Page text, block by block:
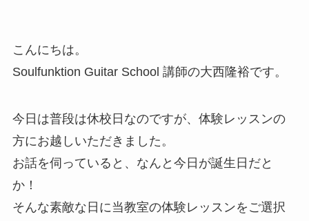
こんにちは。
Soulfunktion Guitar School 講師の大西隆裕です。
今日は普段は休校日なのですが、体験レッスンの
方にお越しいただきました。
お話を伺っていると、なんと今日が誕生日だと
か！
そんな素敵な日に当教室の体験レッスンをご選択